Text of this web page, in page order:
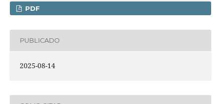
PDF
PUBLICADO
2025-08-14